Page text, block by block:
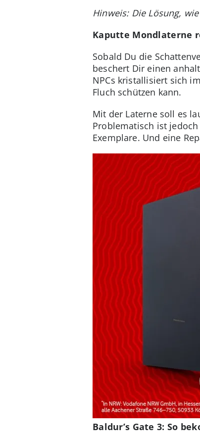
Hinweis: Die Lösung,
Kaputte Mondlaterne
Sobald Du die
beschert Dir einen
NPCs kristallisiert sich
Fluch schützen kann.
Mit der Laterne soll es
Problematisch ist
Exemplare. Und eine
Baldur’s Gate 3: So